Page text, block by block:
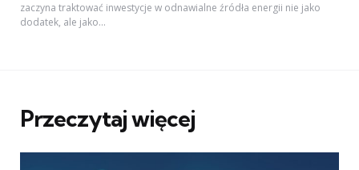
zaczyna traktować inwestycje w odnawialne źródła energii nie jako
dodatek, ale jako...
Przeczytaj więcej